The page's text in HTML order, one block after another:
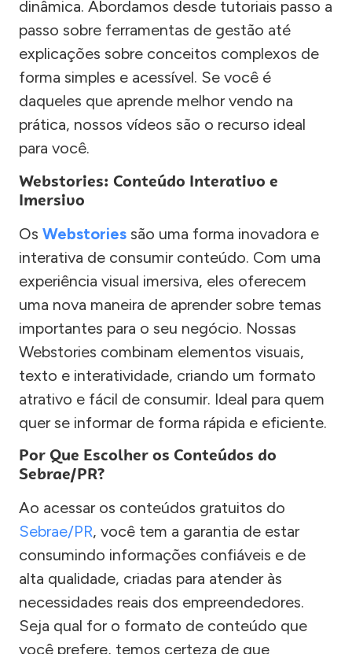
dinâmica. Abordamos desde tutoriais passo a
passo sobre ferramentas de gestão até
explicações sobre conceitos complexos de
forma simples e acessível. Se você é
daqueles que aprende melhor vendo na
prática, nossos vídeos são o recurso ideal
para você.
Webstories: Conteúdo Interativo e
Imersivo
Os Webstories são uma forma inovadora e
interativa de consumir conteúdo. Com uma
experiência visual imersiva, eles oferecem
uma nova maneira de aprender sobre temas
importantes para o seu negócio. Nossas
Webstories combinam elementos visuais,
texto e interatividade, criando um formato
atrativo e fácil de consumir. Ideal para quem
quer se informar de forma rápida e eficiente.
Por Que Escolher os Conteúdos do
Sebrae/PR?
Ao acessar os conteúdos gratuitos do
Sebrae/PR, você tem a garantia de estar
consumindo informações confiáveis e de
alta qualidade, criadas para atender às
necessidades reais dos empreendedores.
Seja qual for o formato de conteúdo que
você prefere, temos certeza de que